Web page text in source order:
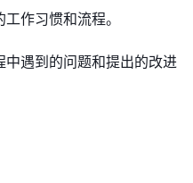
作习惯和流程。
遇到的问题和提出的改进